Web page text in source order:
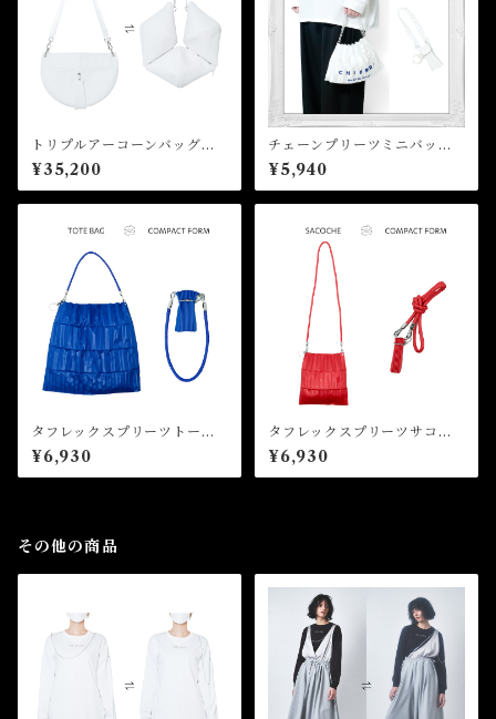
トリプルアーコーンバッグ T
riple Arcone Bag
¥35,200
チェーンプリーツミニバッ
グ Chain pleated mini bag
¥5,940
タフレックスプリーツトート
バッグ Toughlex Pleated T
ote Bag
¥6,930
タフレックスプリーツサコッ
シュ Toughlex Pleated Sa
coche
¥6,930
その他の商品